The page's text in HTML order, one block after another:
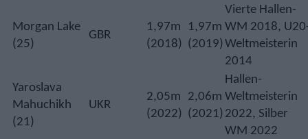
Morgan Lake
(25)
GBR
1,97m
(2018)
1,97m
(2019)
Vierte Hallen-
WM 2018,
Weltmeisterin
2014
Yaroslava
Mahuchikh
(21)
UKR
2,05m
(2022)
2,06m
(2021)
Hallen-
Weltmeisterin
2022, Silber
WM 2022